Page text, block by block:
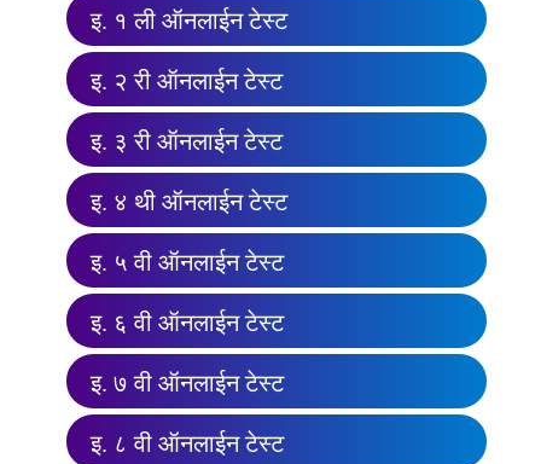
इ. १ ली ऑनलाईन टेस्ट
इ. २ री ऑनलाईन टेस्ट
इ. ३ री ऑनलाईन टेस्ट
इ. ४ थी ऑनलाईन टेस्ट
इ. ५ वी ऑनलाईन टेस्ट
इ. ६ वी ऑनलाईन टेस्ट
इ. ७ वी ऑनलाईन टेस्ट
इ. ८ वी ऑनलाईन टेस्ट